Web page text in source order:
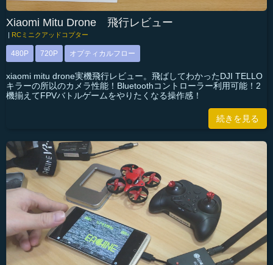
Xiaomi Mitu Drone 飛行レビュー
| RCミニクアッドコプター
480P 720P オプティカルフロー
xiaomi mitu drone実機飛行レビュー。飛ばしてわかったDJI TELLO
キラーの所以のカメラ性能！Bluetoothコントローラー利用可能！2
機揃えてFPVバトルゲームをやりたくなる操作感！
続きを見る